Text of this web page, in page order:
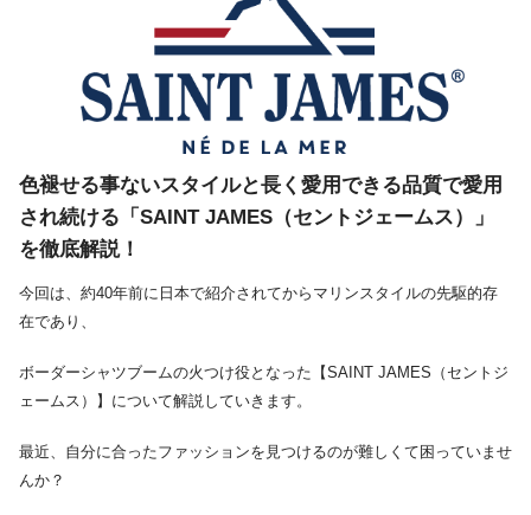
色褪せる事ないスタイルと長く愛用できる品質で愛用
され続ける「SAINT JAMES（セントジェームス）」
を徹底解説！
今回は、約40年前に日本で紹介されてからマリンスタイルの先駆的存
在であり、
ボーダーシャツブームの火つけ役となった【SAINT JAMES（セントジ
ェームス）】について解説していきます。
最近、自分に合ったファッションを見つけるのが難しくて困っていませ
んか？